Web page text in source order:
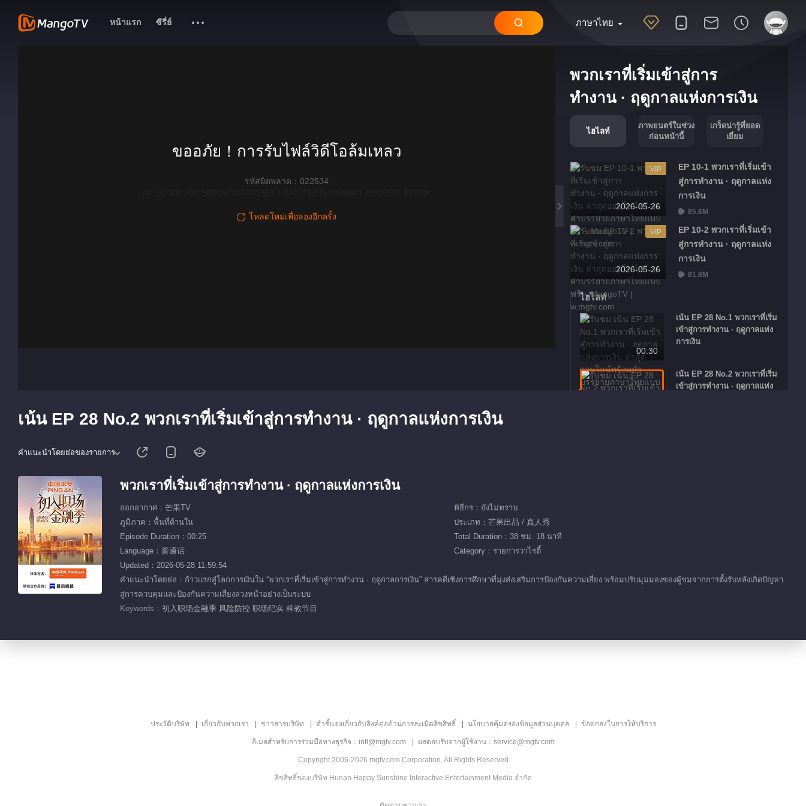
ภาษาไทย
หน้าแรก ซีรี่ย์
พวกเราที่เริ่มเข้าสู่การ
ทำงาน · ฤดูกาลแห่งการเงิน
ไฮไลท์
ภาพยนตร์ในช่วง
ก่อนหน้านี้
เกร็ดน่ารู้ที่ยอด
เยี่ยม
2026-05-26
VIP
EP 10-1 พวกเราที่เริ่มเข้า
สู่การทำงาน · ฤดูกาลแห่ง
การเงิน
85.6M
2026-05-26
VIP
EP 10-2 พวกเราที่เริ่มเข้า
สู่การทำงาน · ฤดูกาลแห่ง
การเงิน
81.8M
ไฮไลท์
00:30
เน้น EP 28 No.1 พวกเราที่เริ่ม
เข้าสู่การทำงาน · ฤดูกาลแห่ง
การเงิน
เน้น EP 28 No.2 พวกเราที่เริ่ม
เข้าสู่การทำงาน · ฤดูกาลแห่ง
ขออภัย！การรับไฟล์วิดีโอล้มเหลว
รหัสผิดพลาด：022534
โหลดใหม่เพื่อลองอีกครั้ง
เน้น EP 28 No.2 พวกเราที่เริ่มเข้าสู่การทำงาน · ฤดูกาลแห่งการเงิน
คำแนะนำโดยย่อของรายการ
พวกเราที่เริ่มเข้าสู่การทำงาน · ฤดูกาลแห่งการเงิน
ออกอากาศ：芒果TV
พิธีกร：ยังไม่ทราบ
ภูมิภาค：พื้นที่ด้านใน
ประเภท：芒果出品 / 真人秀
Episode Duration：00:25
Total Duration：38 ชม. 18 นาที
Language：普通话
Category：รายการวาไรตี้
Updated：2026-05-28 11:59:54
คำแนะนำโดยย่อ：ก้าวแรกสู่โลกการเงินใน “พวกเราที่เริ่มเข้าสู่การทำงาน · ฤดูกาลการเงิน” สารคดีเชิงการศึกษาที่มุ่งส่งเสริมการป้องกันความเสี่ยง พร้อมปรับมุมมองของผู้ชมจากการตั้งรับหลังเกิดปัญหา
สู่การควบคุมและป้องกันความเสี่ยงล่วงหน้าอย่างเป็นระบบ
Keywords： 初入职场金融季 风险防控 职场纪实 科教节目
ประวัติบริษัท เกี่ยวกับพวกเรา ข่าวสารบริษัท คำชี้แจงเกี่ยวกับลิงค์ต่อต้านการละเมิดลิขสิทธิ์ นโยบายคุ้มครองข้อมูลส่วนบุคคล ข้อตกลงในการให้บริการ
อีเมลสำหรับการร่วมมือทางธุรกิจ：intl@mgtv.com ผลตอบรับจากผู้ใช้งาน：service@mgtv.com
Copyright 2006-2026 mgtv.com Corporation, All Rights Reserved
ลิขสิทธิ์ของบริษัท Hunan Happy Sunshine Interactive Entertainment Media จำกัด